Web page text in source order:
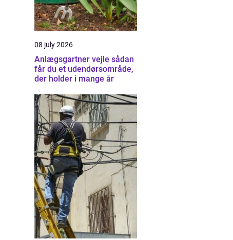
08 july 2026
Anlægsgartner vejle sådan
får du et udendørsområde,
der holder i mange år